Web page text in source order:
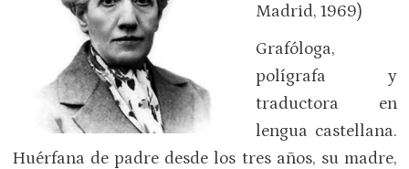
Madrid, 1969)
Grafóloga,
polígrafa y
traductora en
lengua castellana.
Huérfana de padre desde los tres años, su madre,